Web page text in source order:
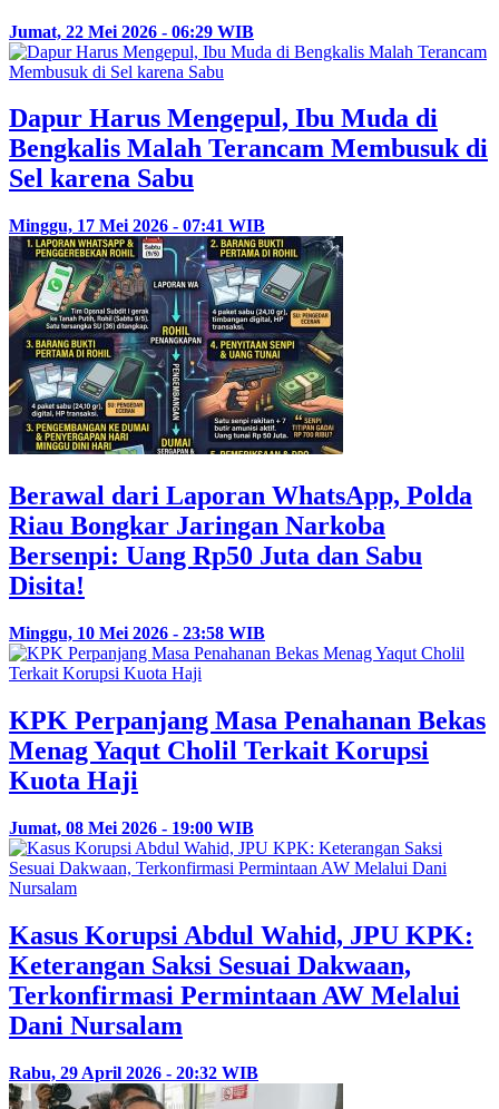
Jumat, 22 Mei 2026 - 06:29 WIB
Dapur Harus Mengepul, Ibu Muda di
Bengkalis Malah Terancam Membusuk di
Sel karena Sabu
Minggu, 17 Mei 2026 - 07:41 WIB
Berawal dari Laporan WhatsApp, Polda
Riau Bongkar Jaringan Narkoba
Bersenpi: Uang Rp50 Juta dan Sabu
Disita!
Minggu, 10 Mei 2026 - 23:58 WIB
KPK Perpanjang Masa Penahanan Bekas
Menag Yaqut Cholil Terkait Korupsi
Kuota Haji
Jumat, 08 Mei 2026 - 19:00 WIB
Kasus Korupsi Abdul Wahid, JPU KPK:
Keterangan Saksi Sesuai Dakwaan,
Terkonfirmasi Permintaan AW Melalui
Dani Nursalam
Rabu, 29 April 2026 - 20:32 WIB